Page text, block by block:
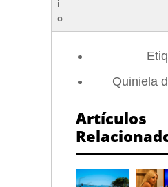
i
c
Quiniela
Artículos